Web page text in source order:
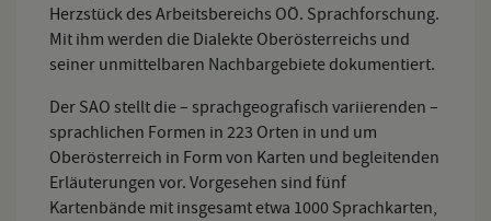
Herzstück des Arbeitsbereichs OÖ. Sprachforschung.
Mit ihm werden die Dialekte Oberösterreichs und
seiner unmittelbaren Nachbargebiete dokumentiert.
Der SAO stellt die – sprachgeografisch variierenden –
sprachlichen Formen in 223 Orten in und um
Oberösterreich in Form von Karten und begleitenden
Erläuterungen vor. Vorgesehen sind fünf
Kartenbände mit insgesamt etwa 1000 Sprachkarten,